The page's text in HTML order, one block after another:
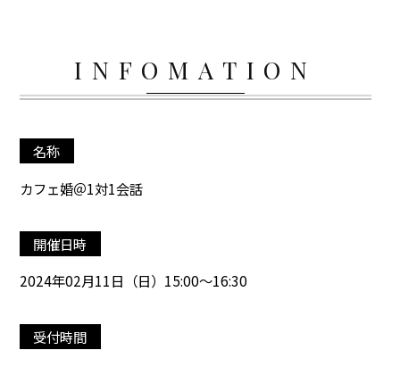
INFOMATION
名称
カフェ婚＠1対1会話
開催日時
2024年02月11日（日）15:00～16:30
受付時間